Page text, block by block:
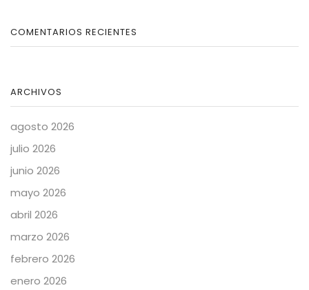
COMENTARIOS RECIENTES
ARCHIVOS
agosto 2026
julio 2026
junio 2026
mayo 2026
abril 2026
marzo 2026
febrero 2026
enero 2026